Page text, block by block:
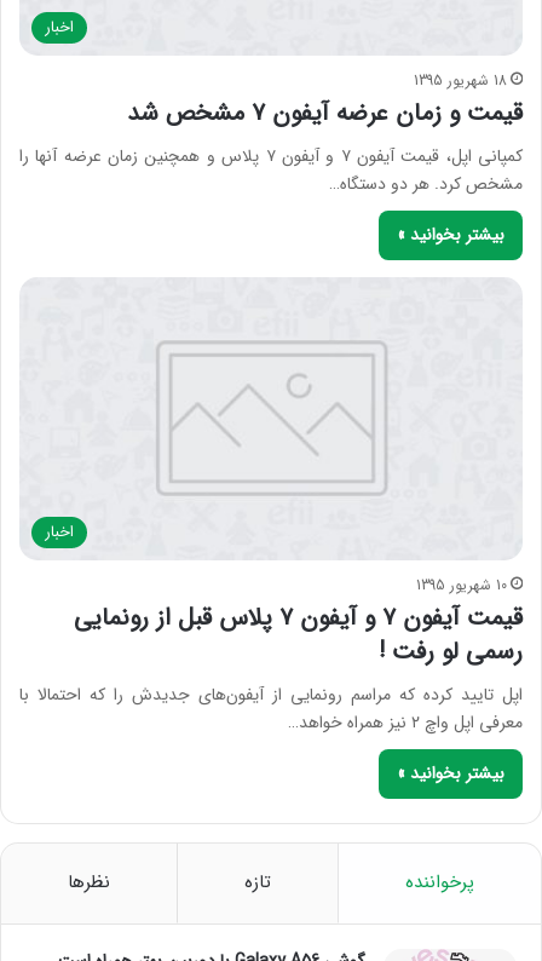
اخبار
18 شهریور 1395
قیمت و زمان عرضه آیفون ۷ مشخص شد
کمپانی اپل، قیمت آیفون ۷ و آیفون ۷ پلاس و همچنین زمان عرضه آنها را
مشخص کرد. هر دو دستگاه…
بیشتر بخوانید »
اخبار
10 شهریور 1395
قیمت آیفون ۷ و آیفون ۷ پلاس قبل از رونمایی
رسمی لو رفت !
اپل تایید کرده که مراسم رونمایی از آیفون‌های جدیدش را که احتمالا با
معرفی اپل واچ ۲ نیز همراه خواهد…
بیشتر بخوانید »
پرخواننده تازه نظرها